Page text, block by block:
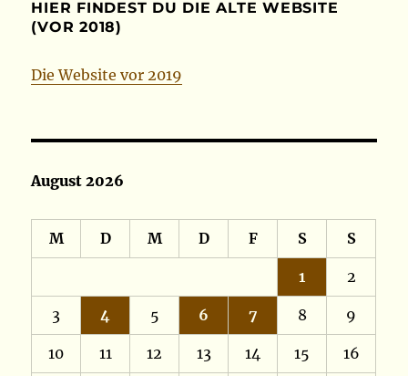
HIER FINDEST DU DIE ALTE WEBSITE
(VOR 2018)
Die Website vor 2019
August 2026
M D M D F S S
1 2
3 4 5 6 7 8 9
10 11 12 13 14 15 16